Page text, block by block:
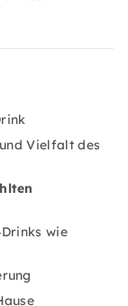
Vielfalt des
wie